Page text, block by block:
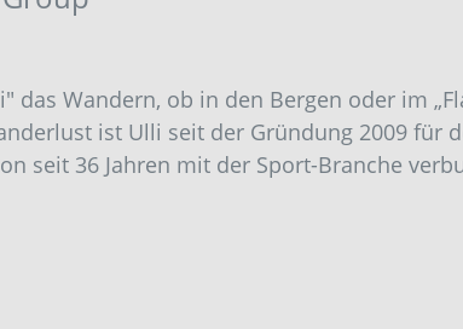
das Wandern, ob in den Bergen oder im
ist Ulli seit der Gründung 2009 für
seit 36 Jahren mit der Sport-Branche